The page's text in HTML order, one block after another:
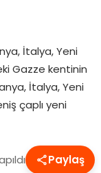
İtalya, Yeni
Gazze kentinin
İtalya, Yeni
çaplı yeni
Paylaş